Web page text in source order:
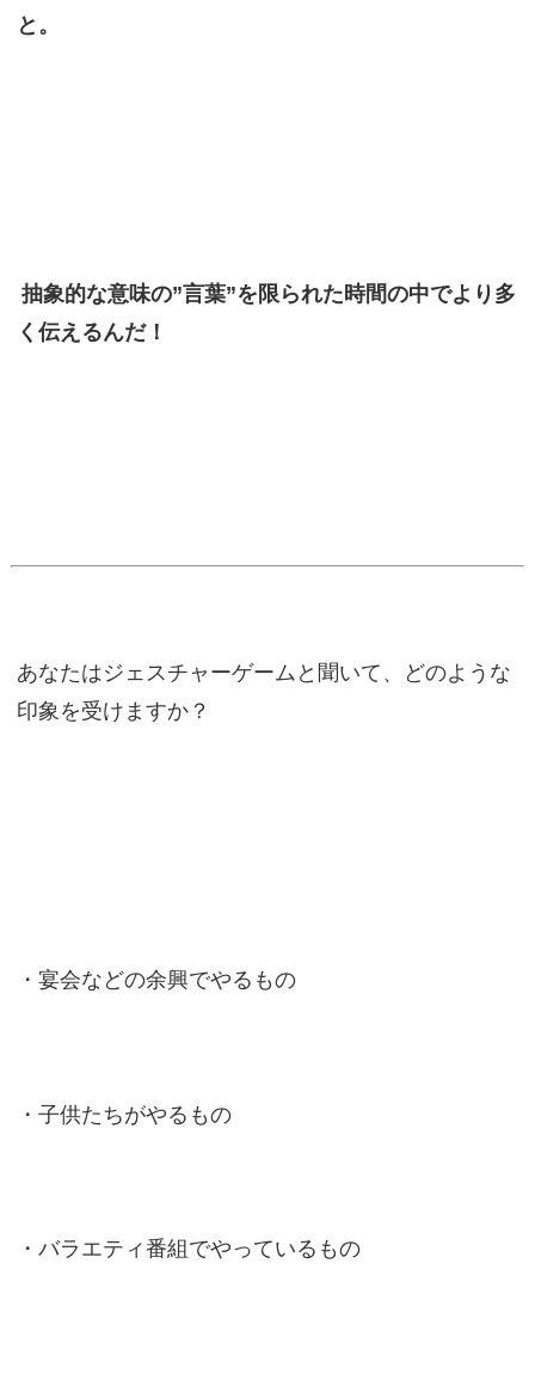
と。
抽象的な意味の”言葉”を限られた時間の中でより多
く伝えるんだ！
あなたはジェスチャーゲームと聞いて、どのような
印象を受けますか？
・宴会などの余興でやるもの
・子供たちがやるもの
・バラエティ番組でやっているもの